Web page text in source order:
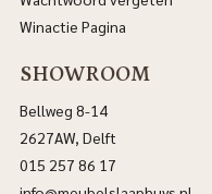
Winactie Pagina
SHOWROOM
Bellweg 8-14
2627AW, Delft
015 257 86 17